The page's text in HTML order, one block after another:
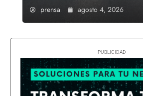
prensa agosto 4, 2026